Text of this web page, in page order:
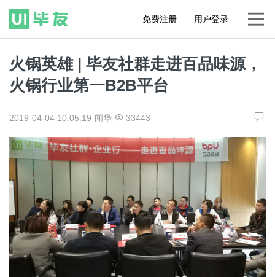
免费注册 用户登录
火锅英雄 | 毕友社群走进百品味源，
火锅行业第一B2B平台
2019-04-04 10:05:19 闻华 33443